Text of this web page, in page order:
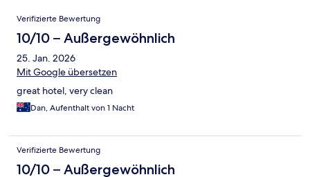
Bewertungen
Verifizierte Bewertung
10/10 – Außergewöhnlich
25. Jan. 2026
Mit Google übersetzen
great hotel, very clean
Dan, Aufenthalt von 1 Nacht
Verifizierte Bewertung
10/10 – Außergewöhnlich